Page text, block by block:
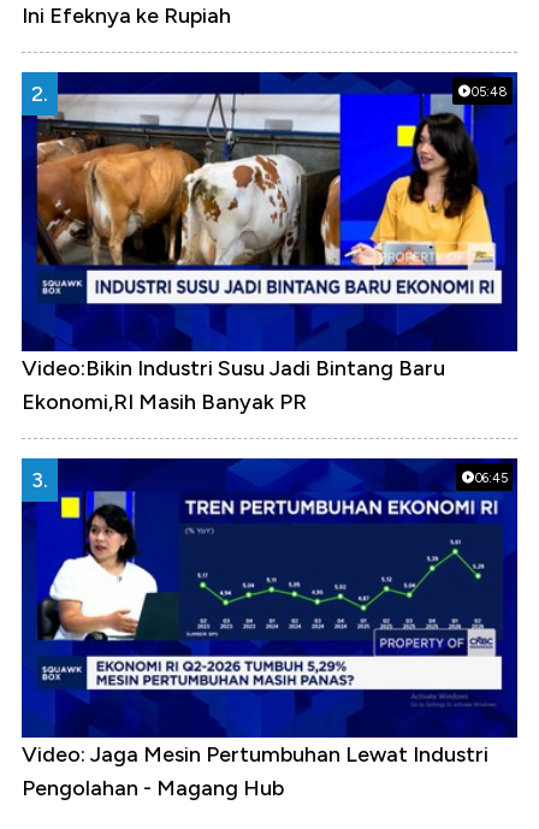
Ini Efeknya ke Rupiah
05:48
2.
Video:Bikin Industri Susu Jadi Bintang Baru
Ekonomi,RI Masih Banyak PR
06:45
3.
Video: Jaga Mesin Pertumbuhan Lewat Industri
Pengolahan - Magang Hub